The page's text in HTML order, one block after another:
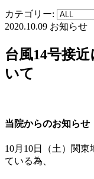
カテゴリー:
2020.10.09 お知らせ
台風14号接
いて
当院からのお知らせ
10月10日（土）関
ている為、